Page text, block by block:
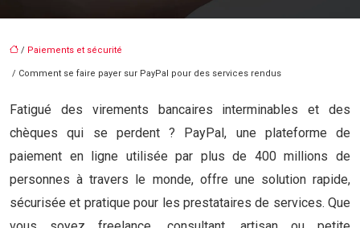
/ Paiements et sécurité
/ Comment se faire payer sur PayPal pour des services rendus
Fatigué des virements bancaires interminables et des
chèques qui se perdent ? PayPal, une plateforme de
paiement en ligne utilisée par plus de 400 millions de
personnes à travers le monde, offre une solution rapide,
sécurisée et pratique pour les prestataires de services. Que